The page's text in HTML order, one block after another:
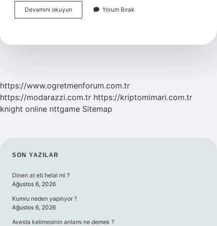
Devamını okuyun
Kanguru
Güçlü
Yorum Bırak
https://www.ogretmenforum.com.tr
https://modarazzi.com.tr https://kriptomimari.com.tr
knight online nttgame Sitemap
SIDEBAR
SON YAZILAR
Dinen at eti helal mi ?
Ağustos 6, 2026
Kumru neden yapılıyor ?
Ağustos 6, 2026
Avesta kelimesinin anlamı ne demek ?